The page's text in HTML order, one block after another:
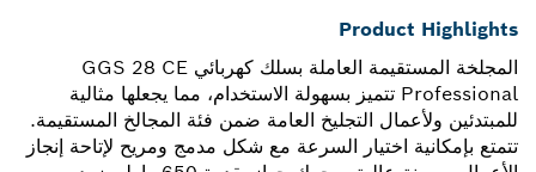
Product Highlights
المجلخة المستقيمة العاملة بسلك كهربائي GGS 28 CE
Professional تتميز بسهولة الاستخدام، مما يجعلها مثالية
للمبتدئين ولأعمال التجليخ العامة ضمن فئة المجالخ المستقيمة.
تتمتع بإمكانية اختيار السرعة مع شكل مدمج ومريح لإتاحة إنجاز